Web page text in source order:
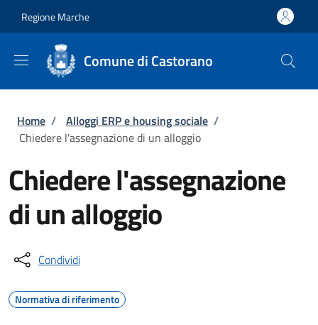
Regione Marche
Comune di Castorano
Briciole di pane
Home / Alloggi ERP e housing sociale /
Chiedere l'assegnazione di un alloggio
Chiedere l'assegnazione
di un alloggio
Condividi
Normativa di riferimento